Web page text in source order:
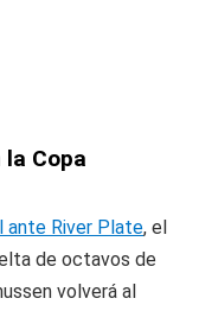
la Copa
ante River Plate, el
de octavos de
volverá al